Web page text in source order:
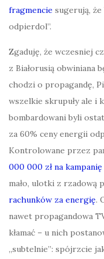
fragmencie sugerują,
odpierdol”.
Zgaduję, że wczesniej
z Białorusią obwiniana
chodzi o propagandę,
wszelkie skrupuły ale i
bombardowani byli
za 60% ceny energii
Kontrolowane przez
000 000 zł na
mało, ulotki z rzadową
rachunków za energię.
nawet propagandowa
kłamać – u nich
„subtelnie”: spójrzcie